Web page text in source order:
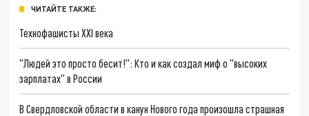
ЧИТАЙТЕ ТАКЖЕ:
Технофашисты XXI века
"Людей это просто бесит!": Кто и как создал миф о "высоких
зарплатах" в России
В Свердловской области в канун Нового года произошла страшная